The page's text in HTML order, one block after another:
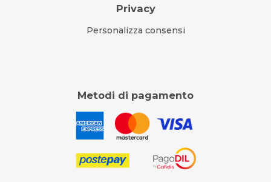
Privacy
Personalizza consensi
Metodi di pagamento